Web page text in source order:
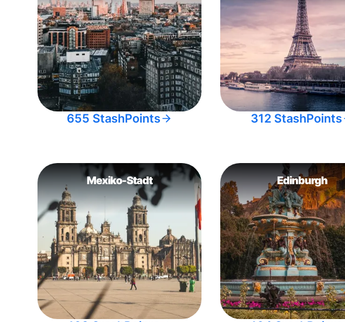
655 StashPoints 312 StashPoints
Mexiko-Stadt Edinburgh